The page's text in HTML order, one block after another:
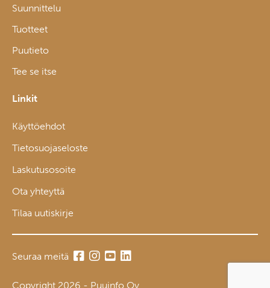
Suunnittelu
Tuotteet
Puutieto
Tee se itse
Linkit
Käyttöehdot
Tietosuojaseloste
Laskutusosoite
Ota yhteyttä
Tilaa uutiskirje
Seuraa meitä
Copyright 2026 - Puuinfo Oy